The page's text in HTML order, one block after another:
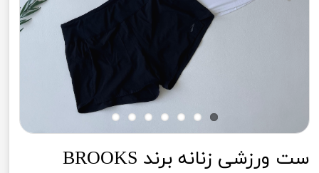
ست ورزشی زنانه برند BROOKS